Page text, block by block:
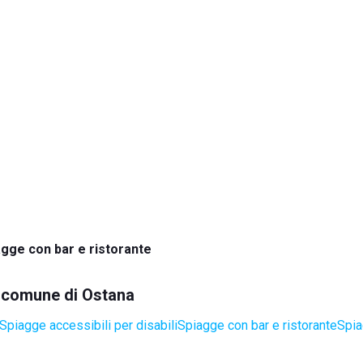
con bar e ristorante
di Ostana
Spiagge accessibili per disabiliSpiagge con bar e ristorante